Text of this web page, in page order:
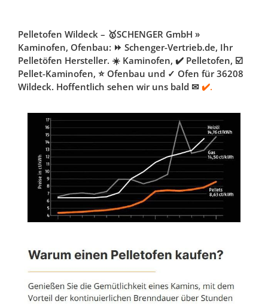
Pelletofen Wildeck – 🥇SCHENGER GmbH »
Kaminofen, Ofenbau: ⏩ Schenger-Vertrieb.de, Ihr
Pelletöfen Hersteller. ☀️ Kaminofen, ✔️ Pelletofen, ☑️
Pellet-Kaminofen, ⭐ Ofenbau und ✓ Ofen für 36208
Wildeck. Hoffentlich sehen wir uns bald ✉ ✔️.